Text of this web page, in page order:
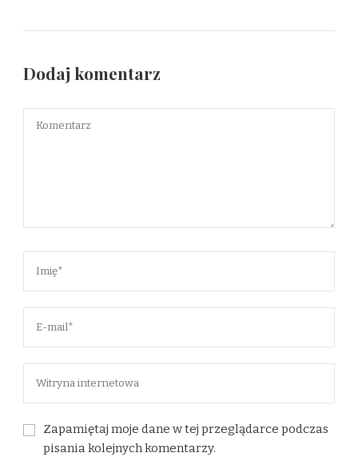
Dodaj komentarz
Zapamiętaj moje dane w tej przeglądarce podczas
pisania kolejnych komentarzy.